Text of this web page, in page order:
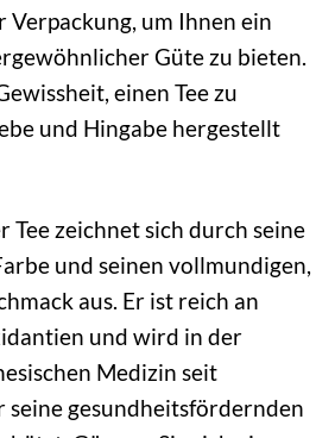
Verpackung, um Ihnen ein
Güte zu bieten.
einen Tee zu
und Hingabe hergestellt
Tee zeichnet sich durch seine
und seinen vollmundigen,
aus. Er ist reich an
und wird in der
Medizin seit
seine gesundheitsfördernden